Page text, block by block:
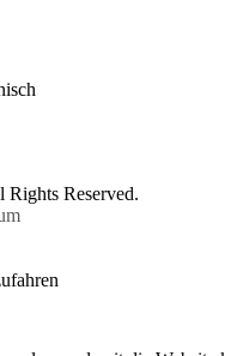
Reserved.